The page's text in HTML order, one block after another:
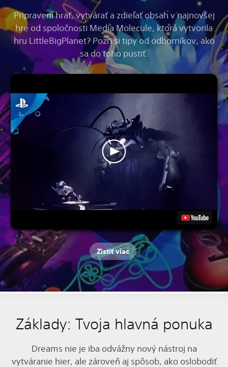
Pripravení hrať, vytvárať a zdieľať obsah v najnovšej
hre od spoločnosti Media Molecule, ktorá vytvorila
hru LittleBigPlanet? Pozri si tipy od odborníkov, ako
sa do toho pustiť.
Zistiť viac
Základy: Tvoja hlavná ponuka
Dreams nie je iba odvážny nový nástroj na
vytváranie hier, ale zároveň aj spôsob, ako oslobodiť